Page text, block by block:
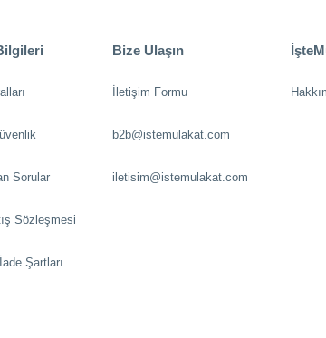
Sorular
Sözleşmesi
Şartları
Bize Ulaşın
İletişim Formu
b2b@istemulakat.com
iletisim@istemulakat.com